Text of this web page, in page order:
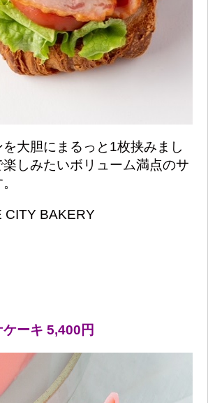
大胆にまるっと1枚挟みまし
しみたいボリューム満点のサ
BAKERY
ーキ 5,400円